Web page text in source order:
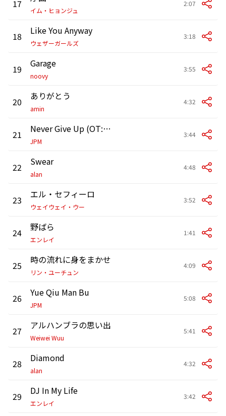
17
イム・ヒョンジュ
2:07
18 Like You Anyway
ウェザーガールズ
3:18
19 Garage
noovy
3:55
20 ありがとう
amin
4:32
21 Never Give Up (OT: Let the Cameras Flash)
JPM
3:44
22 Swear
alan
4:48
23 エル・セフィーロ
ウェイウェイ・ウー
3:52
24 野ばら
エンレイ
1:41
25 時の流れに身をまかせ
リン・ユーチュン
4:09
26 Yue Qiu Man Bu
JPM
5:08
27 アルハンブラの思い出
Weiwei Wuu
5:41
28 Diamond
alan
4:32
29 DJ In My Life
エンレイ
3:42